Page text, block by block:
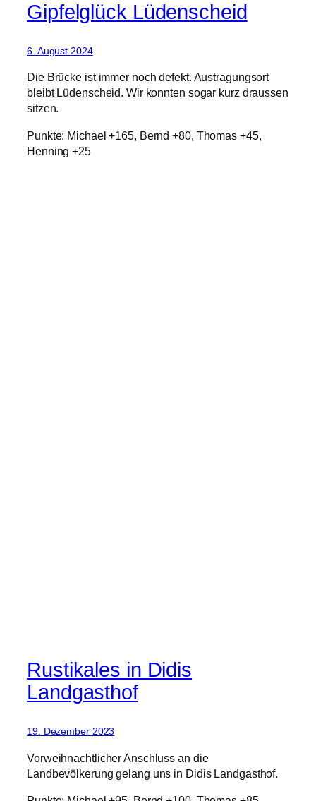
Gipfelglück Lüdenscheid
6. August 2024
Die Brücke ist immer noch defekt. Austragungsort
bleibt Lüdenscheid. Wir konnten sogar kurz draussen
sitzen.
Punkte: Michael +165, Bernd +80, Thomas +45,
Henning +25
Rustikales in Didis
Landgasthof
19. Dezember 2023
Vorweihnachtlicher Anschluss an die
Landbevölkerung gelang uns in Didis Landgasthof.